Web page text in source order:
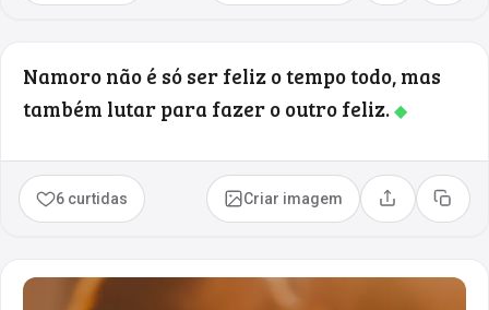
Namoro não é só ser feliz o tempo todo, mas
também lutar para fazer o outro feliz.◆
6 curtidas Criar imagem Compartilhar
Copiar